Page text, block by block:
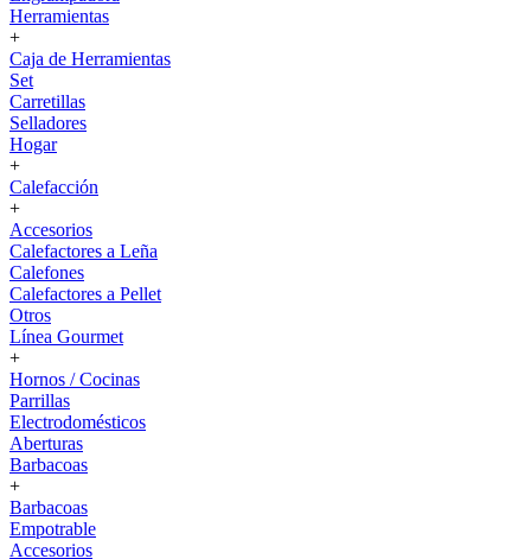
Herramientas
+
Caja de Herramientas
Set
Carretillas
Selladores
Hogar
+
Calefacción
+
Accesorios
Calefactores a Leña
Calefones
Calefactores a Pellet
Otros
Línea Gourmet
+
Hornos / Cocinas
Parrillas
Electrodomésticos
Aberturas
Barbacoas
+
Barbacoas
Empotrable
Accesorios